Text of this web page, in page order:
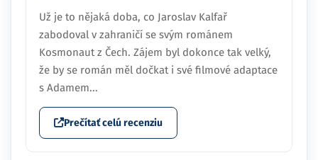
Už je to nějaká doba, co Jaroslav Kalfař
zabodoval v zahraničí se svým románem
Kosmonaut z Čech. Zájem byl dokonce tak velký,
že by se román měl dočkat i své filmové adaptace
s Adamem...
Prečítať celú recenziu